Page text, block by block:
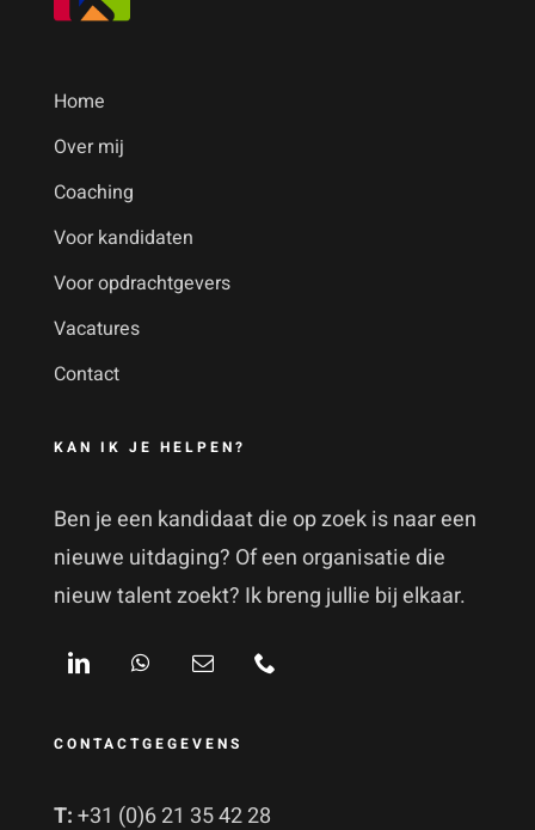
Home
Over mij
Coaching
Voor kandidaten
Voor opdrachtgevers
Vacatures
Contact
KAN IK JE HELPEN?
Ben je een kandidaat die op zoek is naar een
nieuwe uitdaging? Of een organisatie die
nieuw talent zoekt? Ik breng jullie bij elkaar.
CONTACTGEGEVENS
T:+31 (0)6 21 35 42 28